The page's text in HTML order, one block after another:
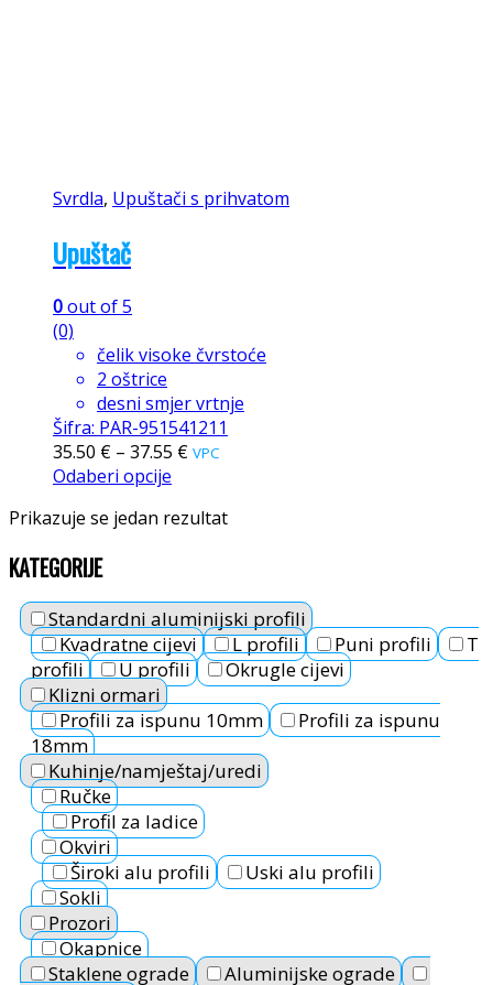
Svrdla, Upuštači s prihvatom
Upuštač
0out of 5
(0)
čelik visoke čvrstoće
2 oštrice
desni smjer vrtnje
Šifra: PAR-951541211
35.50 € – 37.55 € VPC
Odaberi opcije
Prikazuje se jedan rezultat
KATEGORIJE
Standardni aluminijski profili
Kvadratne cijevi
L profili Puni profili
T
profili
U profili
Okrugle cijevi
Klizni ormari
Profili za ispunu 10mm
Profili za ispunu
18mm
Kuhinje/namještaj/uredi
Ručke
Profil za ladice
Okviri
Široki alu profili
Uski alu profili
Sokli
Prozori
Okapnice
Staklene ograde
Aluminijske ograde